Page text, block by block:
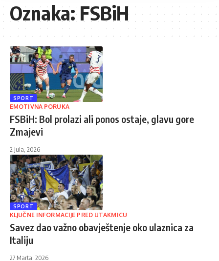
Oznaka:FSBiH
SPORT
EMOTIVNA PORUKA
FSBiH: Bol prolazi ali ponos ostaje, glavu gore
Zmajevi
2 Jula, 2026
SPORT
KLJUČNE INFORMACIJE PRED UTAKMICU
Savez dao važno obavještenje oko ulaznica za
Italiju
27 Marta, 2026